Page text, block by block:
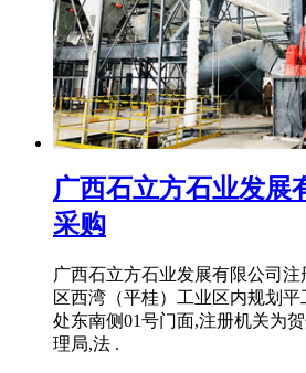
广西石立方石业发展
采购
广西石立方石业发展有限公司
区西湾（平桂）工业区内规划
处东南侧01号门面,注册机关为
理局,法 .